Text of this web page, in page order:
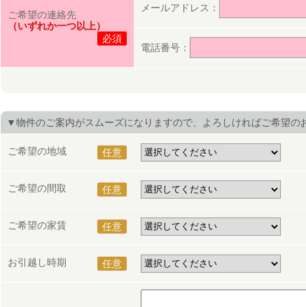
ご希望の連絡先
（いずれか一つ以上）
必須
メールアドレス：
電話番号：
▼物件のご案内がスムーズになりますので、よろしければご希望の
ご希望の地域 任意
ご希望の間取 任意
ご希望の家賃 任意
お引越し時期 任意